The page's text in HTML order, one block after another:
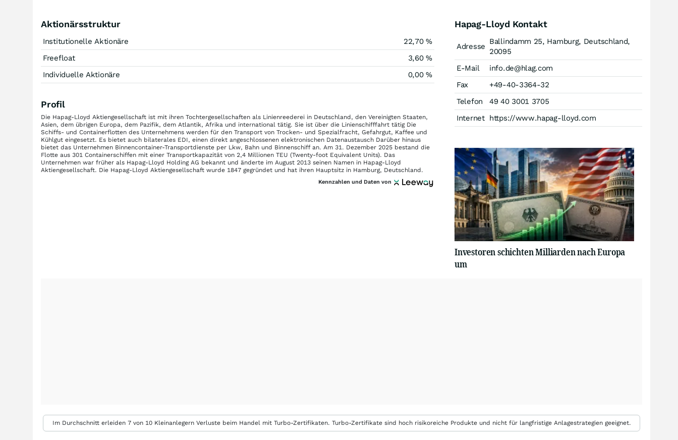
Aktionärsstruktur
Institutionelle Aktionäre
22,70 %
Freefloat
3,60 %
Individuelle Aktionäre
0,00 %
Profil
Die Hapag-Lloyd Aktiengesellschaft ist mit ihren Tochtergesellschaften als Linienreederei in Deutschland, den Vereinigten Staaten,
Asien, dem übrigen Europa, dem Pazifik, dem Atlantik, Afrika und international tätig. Sie ist über die Linienschifffahrt tätig Die
Schiffs- und Containerflotten des Unternehmens werden für den Transport von Trocken- und Spezialfracht, Gefahrgut, Kaffee und
Kühlgut eingesetzt. Es bietet auch bilaterales EDI, einen direkt angeschlossenen elektronischen Datenaustausch Darüber hinaus
bietet das Unternehmen Binnencontainer-Transportdienste per Lkw, Bahn und Binnenschiff an. Am 31. Dezember 2025 bestand die
Flotte aus 301 Containerschiffen mit einer Transportkapazität von 2,4 Millionen TEU (Twenty-foot Equivalent Units). Das
Unternehmen war früher als Hapag-Lloyd Holding AG bekannt und änderte im August 2013 seinen Namen in Hapag-Lloyd
Aktiengesellschaft. Die Hapag-Lloyd Aktiengesellschaft wurde 1847 gegründet und hat ihren Hauptsitz in Hamburg, Deutschland.
Kennzahlen und Daten von
Hapag-Lloyd Kontakt
Adresse
Ballindamm 25, Hamburg, Deutschland,
20095
E-Mail
info.de@hlag.com
Fax
+49-40-3364-32
Telefon
49 40 3001 3705
Internet https://www.hapag-lloyd.com
Investoren schichten Milliarden nach Europa
um
Im Durchschnitt erleiden 7 von 10 Kleinanlegern Verluste beim Handel mit Turbo-Zertifikaten. Turbo-Zertifikate sind hoch risikoreiche Produkte und nicht für langfristige Anlagestrategien geeignet.